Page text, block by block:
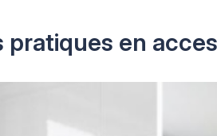
pratiques en